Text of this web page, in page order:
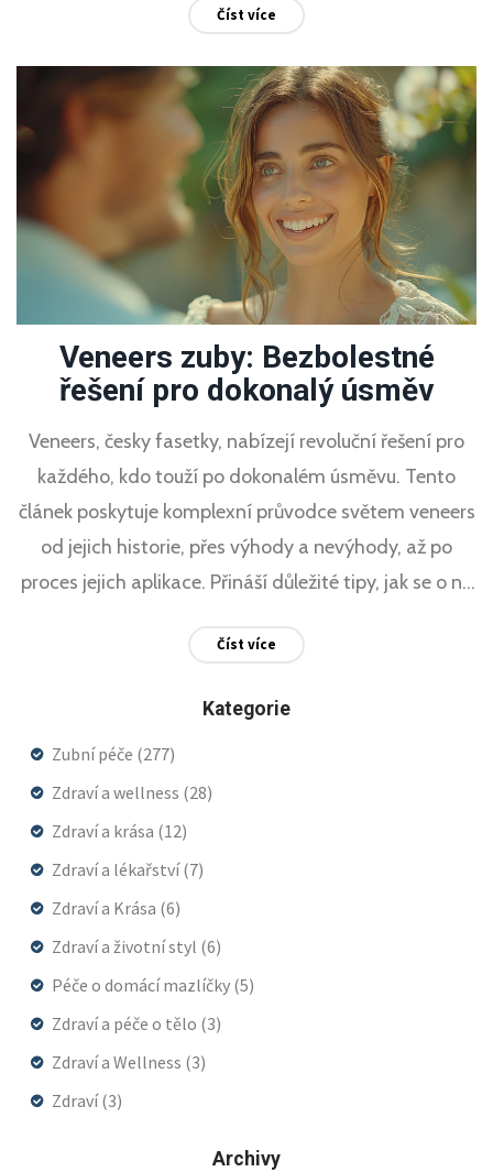
pro zajištění optimální ústní hygieny v tomto
Číst více
Veneers zuby: Bezbolestné
řešení pro dokonalý úsměv
Veneers, česky fasetky, nabízejí revoluční řešení pro
každého, kdo touží po dokonalém úsměvu. Tento
článek poskytuje komplexní průvodce světem veneers
od jejich historie, přes výhody a nevýhody, až po
proces jejich aplikace. Přináší důležité tipy, jak se o ně
zmiňuje i případná rizika. Přečtěte si, proč jsou
zuby a jak mohou změnit váš život k lepšímu.
Číst více
Kategorie
Zubní péče (277)
Zdraví a wellness (28)
Zdraví a krása (12)
Zdraví a lékařství(7)
Zdraví a Krása (6)
Zdraví a životní styl (6)
Péče o domácí mazlíčky (5)
Zdraví a péče o tělo (3)
Zdraví a Wellness (3)
Zdraví(3)
Archivy